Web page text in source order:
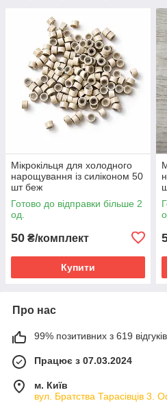
Мікрокільця для холодного
нарощування із силіконом 50
шт беж
Готово до відправки більше 2
од.
50 ₴/комплект
Купити
Про нас
99% позитивних з 619
Працює з 07.03.2024
м. Київ
вул. Братства Тарасівців 3.